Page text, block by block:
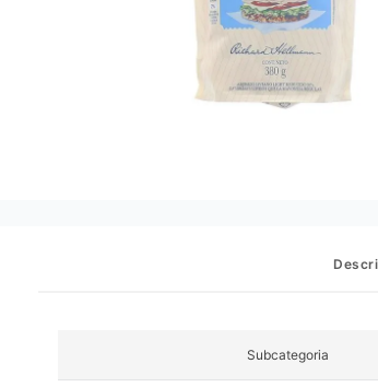
Subcategoria